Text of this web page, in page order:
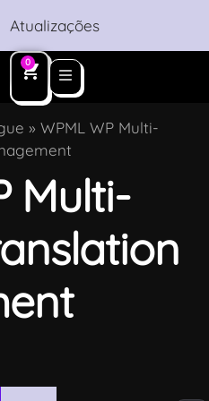
Atualizações
0
» WPML WP Multi-
Multi-